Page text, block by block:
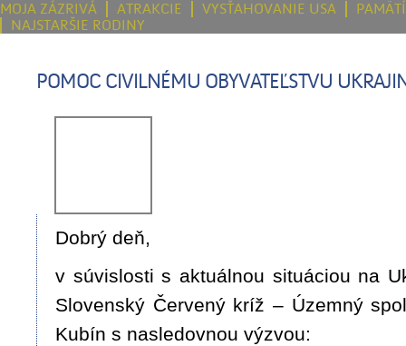
MOJA ZÁZRIVÁ ATRAKCIE VYSŤAHOVANIE USA
NAJSTARŠIE RODINY
POMOC CIVILNÉMU OBYVATEĽSTVU
Dobrý deň,
v súvislosti s aktuálnou situáciou na
Slovenský Červený kríž – Územný
Kubín s nasledovnou výzvou: